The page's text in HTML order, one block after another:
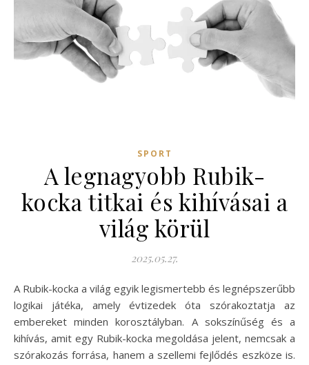
SPORT
A legnagyobb Rubik-
kocka titkai és kihívásai a
világ körül
2025.05.27.
A Rubik-kocka a világ egyik legismertebb és legnépszerűbb
logikai játéka, amely évtizedek óta szórakoztatja az
embereket minden korosztályban. A sokszínűség és a
kihívás, amit egy Rubik-kocka megoldása jelent, nemcsak a
szórakozás forrása, hanem a szellemi fejlődés eszköze is.